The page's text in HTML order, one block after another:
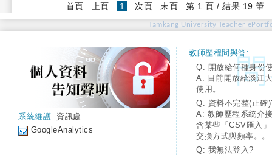
首頁 上頁 1 (current)
次頁 末頁 第 1 頁 / 結果 19 筆
Tamkang University Teacher
系統維護: 資訊處
GoogleAnalytics
教師歷程問與答:
Q: 開放給何種身份
A: 目前開放給淡江
使用。
Q: 資料不完整(正確
A: 教師歷程系統介
含某些「CSV匯入
交換方式與頻率。。
Q: 我無法登入?